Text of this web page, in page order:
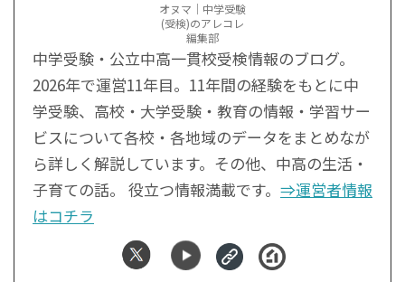
オヌマ｜中学受験
(受検)のアレコレ
編集部
中学受験・公立中高一貫校受検情報のブログ。
2026年で運営11年目。11年間の経験をもとに中
学受験、高校・大学受験・教育の情報・学習サー
ビスについて各校・各地域のデータをまとめなが
ら詳しく解説しています。その他、中高の生活・
子育ての話。 役立つ情報満載です。 ⇒運営者情報
はコチラ